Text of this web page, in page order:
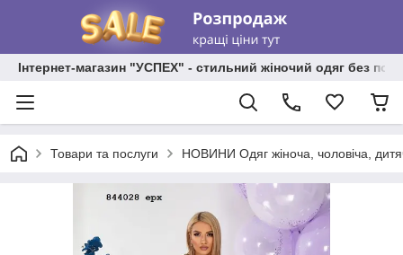
Інтернет-магазин "УСПЕХ" - стильний жіночий одяг без
Товари та послуги НОВИНИ Одяг жіноча, чоловіча,